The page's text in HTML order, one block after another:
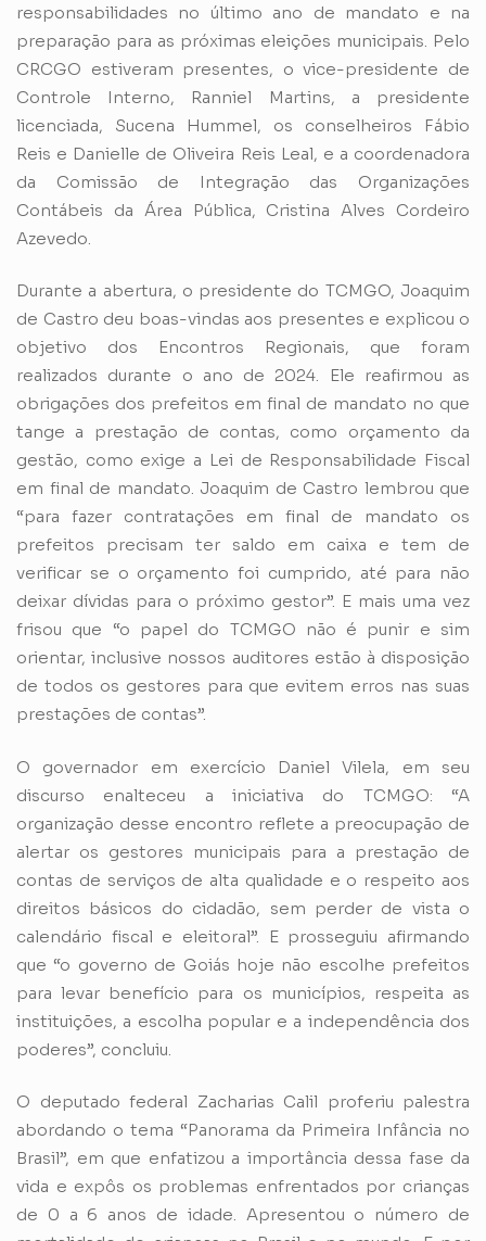
responsabilidades no último ano de mandato e na
preparação para as próximas eleições municipais. Pelo
CRCGO estiveram presentes, o vice-presidente de
Controle Interno, Ranniel Martins, a presidente
licenciada, Sucena Hummel, os conselheiros Fábio
Reis e Danielle de Oliveira Reis Leal, e a coordenadora
da Comissão de Integração das Organizações
Contábeis da Área Pública, Cristina Alves Cordeiro
Azevedo.
Durante a abertura, o presidente do TCMGO, Joaquim
de Castro deu boas-vindas aos presentes e explicou o
objetivo dos Encontros Regionais, que foram
realizados durante o ano de 2024. Ele reafirmou as
obrigações dos prefeitos em final de mandato no que
tange a prestação de contas, como orçamento da
gestão, como exige a Lei de Responsabilidade Fiscal
em final de mandato. Joaquim de Castro lembrou que
“para fazer contratações em final de mandato os
prefeitos precisam ter saldo em caixa e tem de
verificar se o orçamento foi cumprido, até para não
deixar dívidas para o próximo gestor”. E mais uma vez
frisou que “o papel do TCMGO não é punir e sim
orientar, inclusive nossos auditores estão à disposição
de todos os gestores para que evitem erros nas suas
prestações de contas”.
O governador em exercício Daniel Vilela, em seu
discurso enalteceu a iniciativa do TCMGO: “A
organização desse encontro reflete a preocupação de
alertar os gestores municipais para a prestação de
contas de serviços de alta qualidade e o respeito aos
direitos básicos do cidadão, sem perder de vista o
calendário fiscal e eleitoral”. E prosseguiu afirmando
que “o governo de Goiás hoje não escolhe prefeitos
para levar benefício para os municípios, respeita as
instituições, a escolha popular e a independência dos
poderes”, concluiu.
O deputado federal Zacharias Calil proferiu palestra
abordando o tema “Panorama da Primeira Infância no
Brasil”, em que enfatizou a importância dessa fase da
vida e expôs os problemas enfrentados por crianças
de 0 a 6 anos de idade. Apresentou o número de